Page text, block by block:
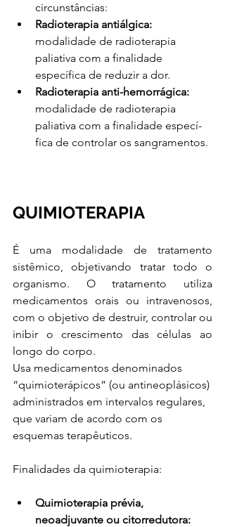
circunstâncias:
Radioterapia antiálgica:
modalidade de radioterapia
paliativa com a finalidade
específica de reduzir a dor.
Radioterapia anti-hemorrágica:
modalidade de radioterapia
paliativa com a finalidade especí-
fica de controlar os sangramentos.
QUIMIOTERAPIA
É uma modalidade de tratamento
sistêmico, objetivando tratar todo o
organismo. O tratamento utiliza
medicamentos orais ou intravenosos,
com o objetivo de destruir, controlar ou
inibir o crescimento das células ao
longo do corpo.
Usa medicamentos denominados
“quimioterápicos” (ou antineoplásicos)
administrados em intervalos regulares,
que variam de acordo com os
esquemas terapêuticos.
Finalidades da quimioterapia:
Quimioterapia prévia,
neoadjuvante ou citorredutora: